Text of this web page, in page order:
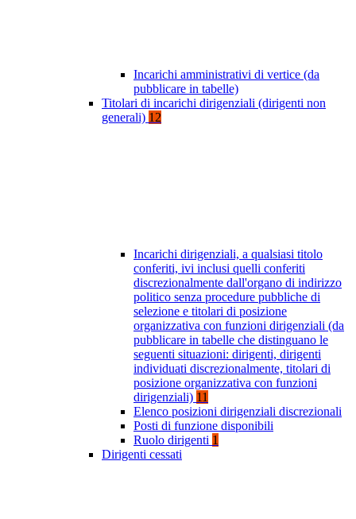
Incarichi amministrativi di vertice (da
pubblicare in tabelle)
Titolari di incarichi dirigenziali (dirigenti non
generali) 12
Incarichi dirigenziali, a qualsiasi titolo
conferiti, ivi inclusi quelli conferiti
discrezionalmente dall'organo di indirizzo
politico senza procedure pubbliche di
selezione e titolari di posizione
organizzativa con funzioni dirigenziali (da
pubblicare in tabelle che distinguano le
seguenti situazioni: dirigenti, dirigenti
individuati discrezionalmente, titolari di
posizione organizzativa con funzioni
dirigenziali) 11
Elenco posizioni dirigenziali discrezionali
Posti di funzione disponibili
Ruolo dirigenti 1
Dirigenti cessati